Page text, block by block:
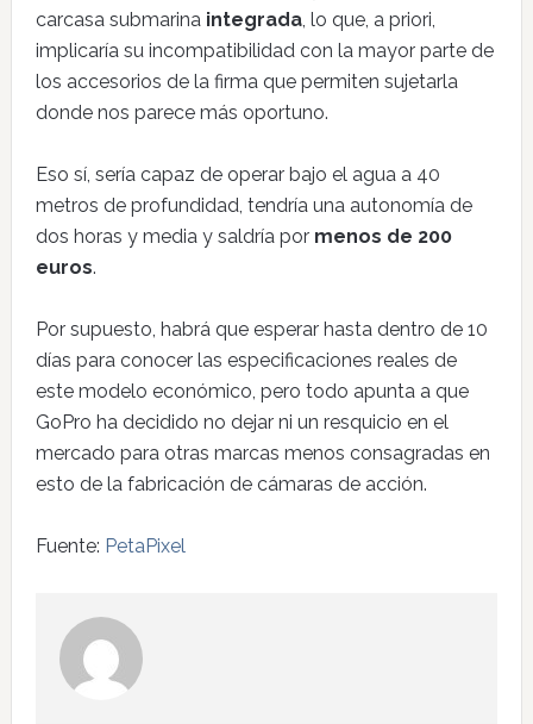
carcasa submarina integrada, lo que, a priori,
implicaría su incompatibilidad con la mayor parte de
los accesorios de la firma que permiten sujetarla
donde nos parece más oportuno.
Eso sí, sería capaz de operar bajo el agua a 40
metros de profundidad, tendría una autonomía de
dos horas y media y saldría por menos de 200
euros.
Por supuesto, habrá que esperar hasta dentro de 10
días para conocer las especificaciones reales de
este modelo económico, pero todo apunta a que
GoPro ha decidido no dejar ni un resquicio en el
mercado para otras marcas menos consagradas en
esto de la fabricación de cámaras de acción.
Fuente: PetaPixel